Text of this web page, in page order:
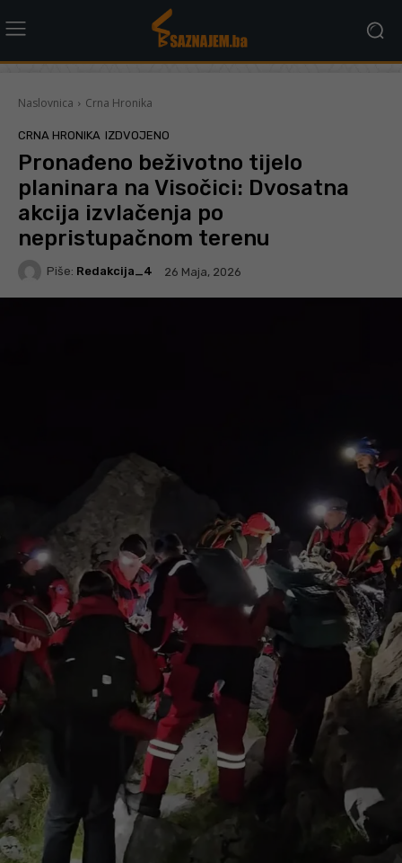
Naslovnica Crna Hronika
CRNA HRONIKA IZDVOJENO
Pronađeno beživotno tijelo
planinara na Visočici: Dvosatna
akcija izvlačenja po
nepristupačnom terenu
Piše: Redakcija_4 26 Maja, 2026